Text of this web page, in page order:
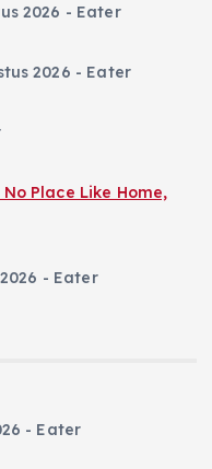
2026 - Eater
2026 - Eater
Place Like Home,
- Eater
- Eater